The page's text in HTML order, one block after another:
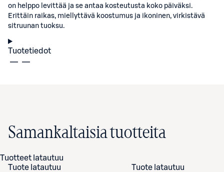
on helppo levittää ja se antaa kosteutusta koko päiväksi.
Erittäin raikas, miellyttävä koostumus ja ikoninen, virkistävä
sitruunan tuoksu.
Tuotetiedot
Samankaltaisia tuotteita
Tuotteet latautuu
Tuote latautuu
Tuote latautuu